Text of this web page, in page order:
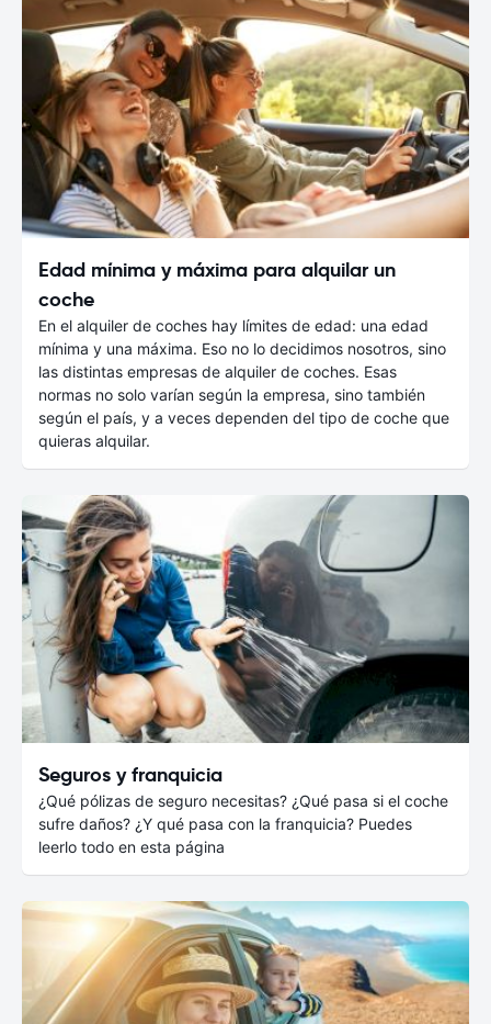
Edad mínima y máxima para alquilar un
coche
En el alquiler de coches hay límites de edad: una edad
mínima y una máxima. Eso no lo decidimos nosotros, sino
las distintas empresas de alquiler de coches. Esas
normas no solo varían según la empresa, sino también
según el país, y a veces dependen del tipo de coche que
quieras alquilar.
Seguros y franquicia
¿Qué pólizas de seguro necesitas? ¿Qué pasa si el coche
sufre daños? ¿Y qué pasa con la franquicia? Puedes
leerlo todo en esta página